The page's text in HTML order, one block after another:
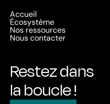
Accueil
Écosystème
Nos ressources
Nous contacter
Restez dans
la boucle !